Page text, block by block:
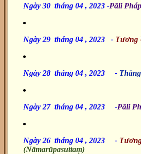
Ngày 30 tháng 04 , 2023 -Pāli
Ngày 29 tháng 04 , 2023 -Tương
Ngày 28 tháng 04 , 2023 -Thắng
Ngày 27 tháng 04 , 2023 -Pāli
Ngày 26 tháng 04 , 2023 -
(Nāmarūpasuttaṃ)